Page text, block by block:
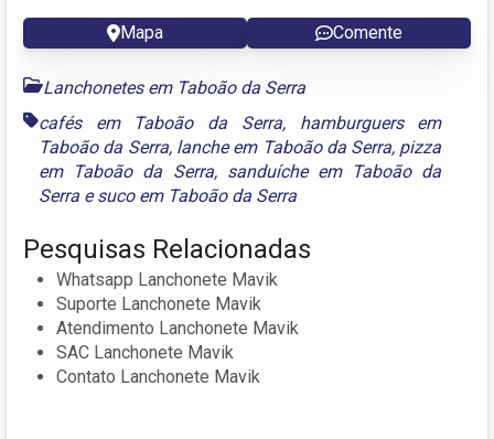
Mapa Comente
Lanchonetes em Taboão da Serra
cafés em Taboão da Serra, hamburguers em
Taboão da Serra, lanche em Taboão da Serra, pizza
em Taboão da Serra, sanduíche em Taboão da
Serra esuco em Taboão da Serra
Pesquisas Relacionadas
Whatsapp Lanchonete Mavik
Suporte Lanchonete Mavik
Atendimento Lanchonete Mavik
SAC Lanchonete Mavik
Contato Lanchonete Mavik